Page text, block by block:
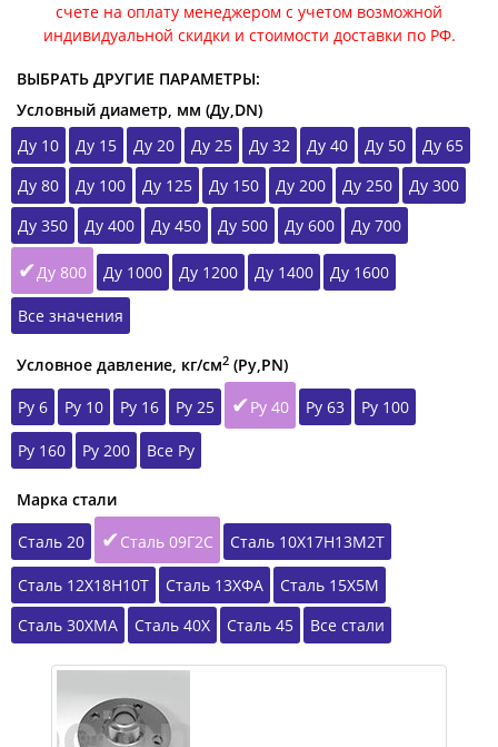
счете на оплату менеджером с учетом возможной
индивидуальной скидки и стоимости доставки по РФ.
ВЫБРАТЬ ДРУГИЕ ПАРАМЕТРЫ:
Условный диаметр, мм (Ду,DN)
Ду 10
Ду 15 Ду 20 Ду 25 Ду 32 Ду 40 Ду 50
Ду 65
Ду 80
Ду 100 Ду 125 Ду 150 Ду 200 Ду 250
Ду 300
Ду 350
Ду 400 Ду 450 Ду 500 Ду 600 Ду 700
Ду 800 Ду 1000 Ду 1200 Ду 1400 Ду 1600
Все значения
Условное давление, кг/см2 (Ру,РN)
Ру 6
Ру 10 Ру 16 Ру 25 Ру 40 Ру 63 Ру 100
Ру 160 Ру 200 Все Ру
Марка стали
Сталь 20
Сталь 09Г2С Сталь 10Х17Н13М2Т
Сталь 12Х18Н10Т Сталь 13ХФА
Сталь 15Х5М
Сталь 30ХМА
Сталь 40Х Сталь 45 Все стали